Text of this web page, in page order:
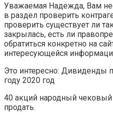
Уважаемая Надежда, Вам
в раздел проверить
проверить существует ли
закрылась, есть ли
обратиться конкретно на
интересующейся
Это интересно: Дивиденды
году 2020 год
40 акций народный
продать.